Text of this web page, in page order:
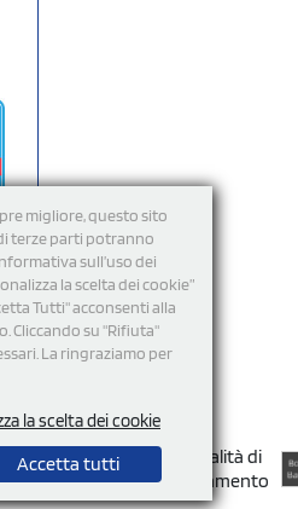
migliore, questo sito
terze parti potranno
sull’uso dei
la scelta dei cookie”
Tutti" acconsenti alla
Cliccando su "Rifiuta"
La ringraziamo per
la scelta dei cookie
Accetta tutti
Modalità di
Pagamento